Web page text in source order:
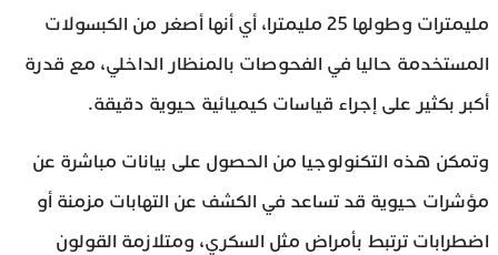
مليمترات وطولها 25 مليمترا، أي أنها أصغر من الكبسولات
المستخدمة حاليا في الفحوصات بالمنظار الداخلي، مع قدرة
أكبر بكثير على إجراء قياسات كيميائية حيوية دقيقة.
وتمكن هذه التكنولوجيا من الحصول على بيانات مباشرة عن
مؤشرات حيوية قد تساعد في الكشف عن التهابات مزمنة أو
اضطرابات ترتبط بأمراض مثل السكري، ومتلازمة القولون